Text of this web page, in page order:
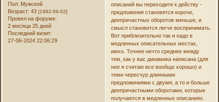
Пол: Мужской
Возраст: 43[1982-09-02]
Провел на форуме:
2 месяца 25 дней
Последний визит:
27-06-2024 22:06:29
описаний вы переходите к действу -
предложения становятся короче,
деепричастных оборотов меньше, и
смысл становится легче воспринимать.
Вот приблизительно так и надо в
медленных описательных местах,
имхо. Точнее нечто среднее между
тем, как у вас динамика написана (для
нее я считаю все вообще хорошо) и
теми чересчур длинными
предложениями с двумя, а то и больше
деепричастными оборотами, которые
получаются в медленных описаниях.